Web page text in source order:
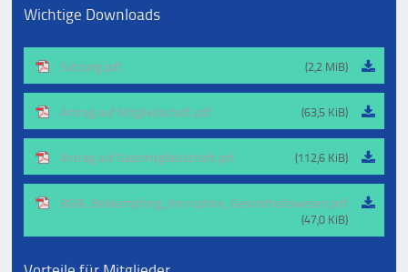
Wichtige Downloads
Satzung.pdf (2,2 MiB)
Antrag auf Mitgliedschaft.pdf (63,5 KiB)
Antrag auf Gastmitgliedschaft.pdf (112,6 KiB)
BGBl_Bekaempfung_Korruption_Gesundheitswesen.pdf
(47,0 KiB)